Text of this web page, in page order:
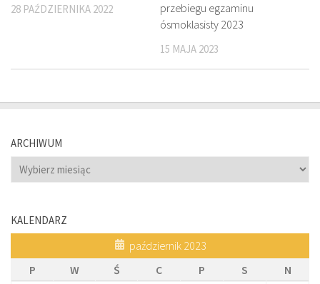
28 PAŹDZIERNIKA 2022
przebiegu egzaminu
ósmoklasisty 2023
15 MAJA 2023
ARCHIWUM
Archiwum
KALENDARZ
październik 2023
P
W Ś C P S
N